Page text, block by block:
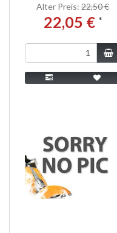
Alter Preis: 22,50 €
22,05 € *